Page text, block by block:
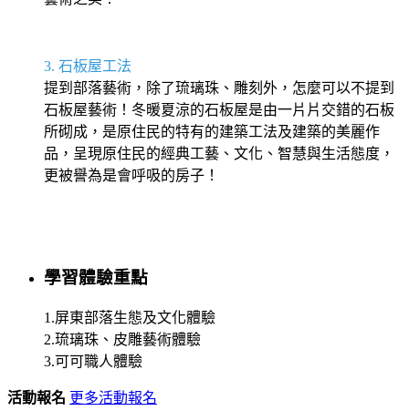
3. 石板屋工法
提到部落藝術，除了琉璃珠、雕刻外，怎麼可以不提到
石板屋藝術！冬暖夏涼的石板屋是由一片片交錯的石板
所砌成，是原住民的特有的建築工法及建築的美麗作
品，呈現原住民的經典工藝、文化、智慧與生活態度，
更被譽為是會呼吸的房子！
學習體驗重點
1.屏東部落生態及文化體驗
2.琉璃珠、皮雕藝術體驗
3.可可職人體驗
活動報名 更多活動報名